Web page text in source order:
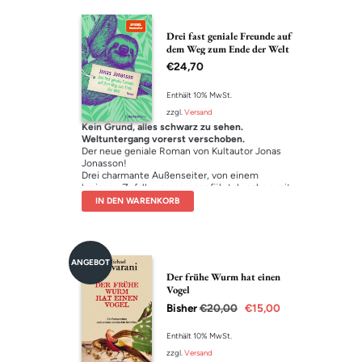
Drei fast geniale Freunde auf
dem Weg zum Ende der Welt
€24,70
Enthält 10% MwSt.
zzgl. Versand
Kein Grund, alles schwarz zu sehen.
Weltuntergang vorerst verschoben.
Der neue geniale Roman von Kultautor Jonas
Jonasson!
Drei charmante Außenseiter, von einem
kuriosen Zufall zusammengeführt, brechen mit
einem bunt angestrichenen
um die Welt ein bisschen gerechter zu machen.
eigenwilligen Herrscher auf einer Insel im
Indischen Ozean aufhalten. Mit Witz und
Phantasie verwandeln sie ihr Wohnmobil in ein
Gourmet-Restaurant und schlagen sogar aus
dem vermeintlichen Ende der Welt noch ein
bisschen Glück für sich heraus. Ein echter
Jonasson mit einem Feuerwerk an genialen
Pointen, rasantem Erzähltempo und
einzigartigen Wendungen.
IN DEN WARENKORB
ANGEBOT
Der frühe Wurm hat einen
Vogel
Bisher€20,00 €15,00
Enthält 10% MwSt.
zzgl.Versand